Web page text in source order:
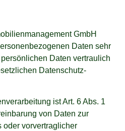
GmbH
Daten sehr
Daten vertraulich
Datenschutz-
ist Art. 6 Abs. 1
von Daten zur
oder vorvertraglicher